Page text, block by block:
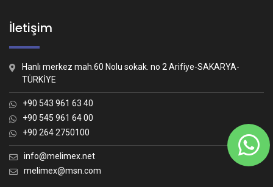
İletişim
Hanlı merkez mah.60 Nolu sokak. no 2 Arifiye-SAKARYA-
TÜRKİYE
+90 543 961 63 40
+90 545 961 64 00
+90 264 2750100
info@melimex.net
melimex@msn.com
Nasıl yardımcı olabiliriz?